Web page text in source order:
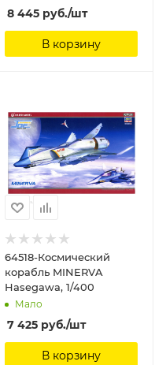
8 445руб./шт
В корзину
64518-Космический
корабль MINERVA
Hasegawa, 1/400
Мало
7 425руб./шт
В корзину